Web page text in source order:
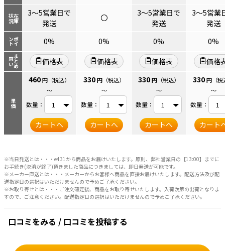
在庫
状況
ポイ
ント
まとめ
買い
単価
3～5営業日で
発送
〇
3～5営業日で
発送
3～5営業
発送
0%
0% 0%
0%
価格表
価格表 価格表
価格
460円 （税込）
～
数量：
カートへ
330円 （税込）
～
数量：
カートへ
330円 （税込）
～
数量：
カートへ
330円 （
～
数量：
カート
※当日発送とは・・・e431から商品をお届けいたします。原則、弊社営業日の【13:00】までに
お手続き(決済が終了)頂きました商品につきましては、即日発送が可能です。
※メーカー直送とは・・・メーカーからお客様へ商品を直接お届けいたします。配送方法及び配
送指定日の選択はいただけませんので予めご了承ください。
※お取り寄せとは・・・ご注文確定後、商品をお取り寄せいたします。入荷次第の出荷となりま
すので、ご注意ください。配送指定日の選択はいただけませんので予めご了承ください。
口コミをみる / 口コミを投稿する